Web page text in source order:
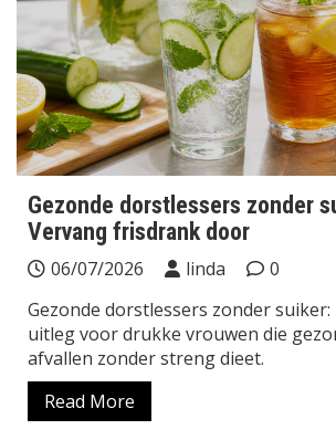
Gezonde dorstlessers zonder
Vervang frisdrank door
06/07/2026 linda
0
Gezonde dorstlessers zonder
uitleg voor drukke vrouwen die
afvallen zonder streng dieet.
Read More